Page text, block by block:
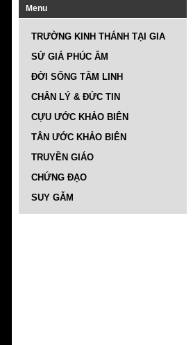
Menu
TRƯỜNG KINH THÁNH TẠI GIA
SỨ GIẢ PHÚC ÂM
ĐỜI SỐNG TÂM LINH
CHÂN LÝ & ĐỨC TIN
CỰU ƯỚC KHẢO BIÊN
TÂN ƯỚC KHẢO BIÊN
TRUYỀN GIÁO
CHỨNG ĐẠO
SUY GẪM